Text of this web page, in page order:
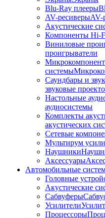
Blu-Ray плееры
AV-ресиверыAV-
Акустические
Компоненты Hi-
Виниловые
проигрыватели
системы
Саундбары и
звуковые
Настольные
аудиосистемы
Комплекты
акустических
Сетевые
Мультирум
Наушники
Аксессуары
Автомобильные
Головные
Акустические
Сабвуферы
Усилители
Процессоры